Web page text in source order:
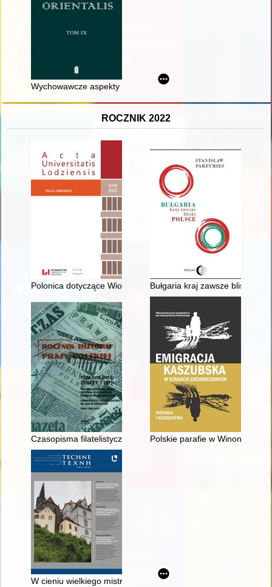
Wychowawcze aspekty czasopism uczniowskich Wielkopolski
ROCZNIK 2022
Polonica dotyczące Wiosny Ludów z kolekcji Georga
Bułgaria kraj zawsze bliski
Czasopisma filatelistyczne w Polsce po 1945 r. : próba
Polskie parafie w Winonie i ich
W cieniu wielkiego mistrza : Teodora Matejko : zarys biografii